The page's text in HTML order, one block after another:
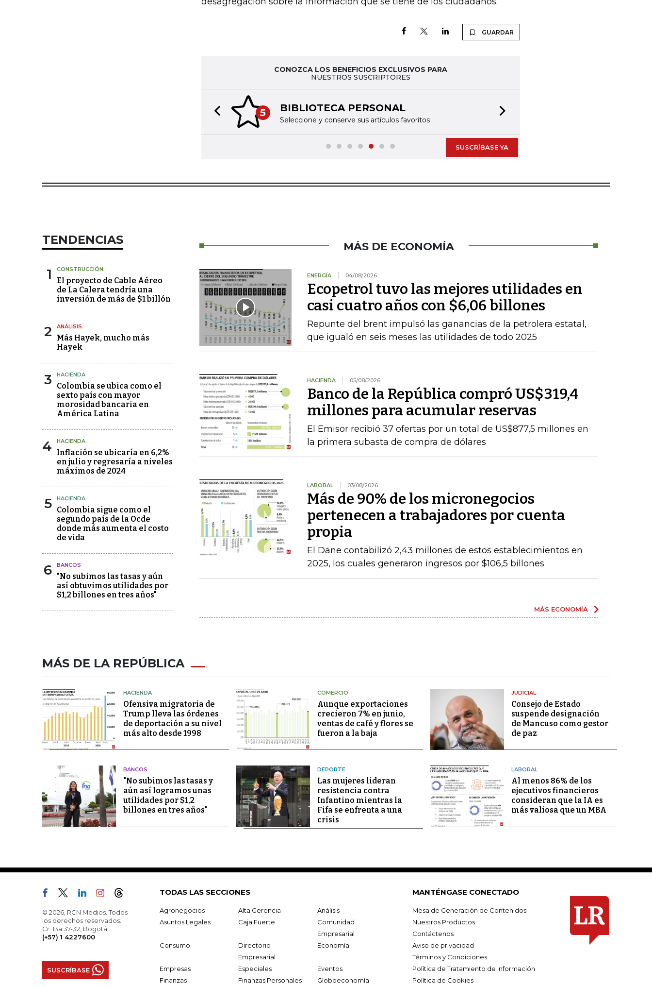
GUARDAR
CONOZCA LOS BENEFICIOS EXCLUSIVOS PARA
NUESTROS SUSCRIPTORES
5 BIBLIOTECA PERSONAL
Seleccione y conserve sus artículos favoritos
Previous slide
SUSCRÍBASE YA
TENDENCIAS
1 CONSTRUCCIÓN
El proyecto de Cable Aéreo
de La Calera tendría una
inversión de más de $1 billón
2 ANÁLISIS
Más Hayek, mucho más
Hayek
3 HACIENDA
Colombia se ubica como el
sexto país con mayor
morosidad bancaria en
América Latina
4 HACIENDA
Inflación se ubicaría en 6,2%
en julio y regresaría a niveles
máximos de 2024
5 HACIENDA
Colombia sigue como el
segundo país de la Ocde
donde más aumenta el costo
de vida
6 BANCOS
"No subimos las tasas y aún
así obtuvimos utilidades por
$1,2 billones en tres años"
MÁS DE ECONOMÍA
ENERGÍA 04/08/2026
Ecopetrol tuvo las mejores utilidades en
casi cuatro años con $6,06 billones
Repunte del brent impulsó las ganancias de la petrolera estatal,
que igualó en seis meses las utilidades de todo 2025
HACIENDA 05/08/2026
Banco de la República compró US$319,4
millones para acumular reservas
El Emisor recibió 37 ofertas por un total de US$877,5 millones en
la primera subasta de compra de dólares
LABORAL 03/08/2026
Más de 90% de los micronegocios
pertenecen a trabajadores por cuenta
propia
El Dane contabilizó 2,43 millones de estos establecimientos en
2025, los cuales generaron ingresos por $106,5 billones
MÁS ECONOMÍA
MÁS DE LA REPÚBLICA
HACIENDA
Ofensiva migratoria de
Trump lleva las órdenes
de deportación a su nivel
más alto desde 1998
COMERCIO
Aunque exportaciones
crecieron 7% en junio,
ventas de café y flores se
fueron a la baja
JUDICIAL
Consejo de Estado
suspende designación
de Mancuso como gestor
de paz
BANCOS
"No subimos las tasas y
aún así logramos unas
utilidades por $1,2
billones en tres años"
DEPORTE
Las mujeres lideran
resistencia contra
Infantino mientras la
Fifa se enfrenta a una
crisis
LABORAL
Al menos 86% de los
ejecutivos financieros
consideran que la IA es
más valiosa que un MBA
© 2026, RCN Medios. Todos
los derechos reservados.
Cr. 13a 37-32, Bogotá
(+57) 1 4227600
SUSCRÍBASE
TODAS LAS SECCIONES
Agronegocios Alta Gerencia
Análisis
Asuntos Legales
Caja Fuerte
Comunidad
Empresarial
Consumo
Directorio
Empresarial
Economía
Empresas Especiales
Eventos
Finanzas
Finanzas Personales Globoeconomía
MANTÉNGASE CONECTADO
Mesa de Generación de Contenidos
Nuestros Productos
Contáctenos
Aviso de privacidad
Términos y Condiciones
Política de Tratamiento de Información
Política de Cookies